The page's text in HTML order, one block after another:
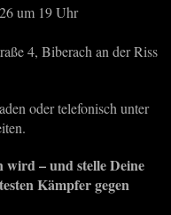
um 19 Uhr
4, Biberach an der Riss
oder telefonisch unter
wird – und stelle Deine
Kämpfer gegen